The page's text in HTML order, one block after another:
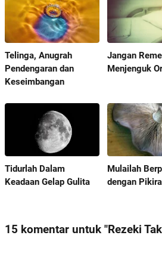
Telinga, Anugrah
Pendengaran dan
Keseimbangan
Jangan
Menjenguk
Tidurlah Dalam
Keadaan Gelap Gulita
Mulailah
dengan
15 komentar untuk "Rezeki